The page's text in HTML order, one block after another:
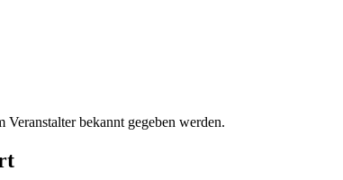
bekannt gegeben werden.